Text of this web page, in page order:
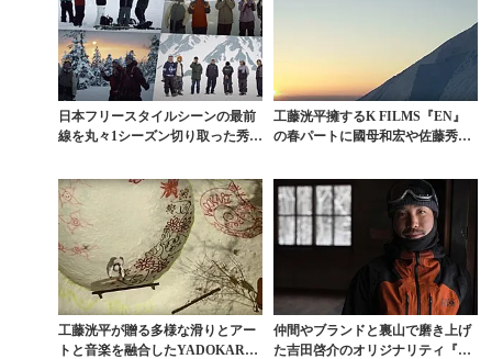
日本フリースタイルシーンの最前
線を丸々1シーズン切り取った秀作
工藤洸平擁するK FILMS『EN』
の春パートに國母和宏や佐藤秀
工藤洸平が贈る多様な滑りとアー
トと音楽を融合したYADOKARI B
仲間やブランドと裏山で磨き上げ
た吉田啓介のオリジナリティ『BA